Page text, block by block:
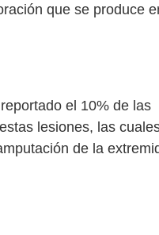
que se produce
el 10% de las
lesiones, las
de la